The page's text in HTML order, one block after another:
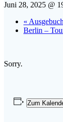
Juni 28, 2025 @
«
Berlin –
Sorry.
Zum